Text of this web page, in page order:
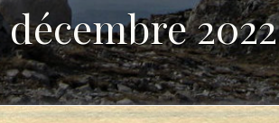
décembre 2022